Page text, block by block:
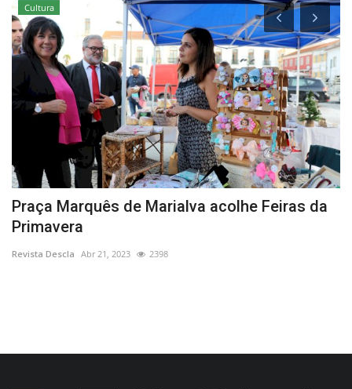
Cultura
Praça Marquês de Marialva acolhe Feiras da
Primavera
Revista Descla Abr 21, 2023 2398